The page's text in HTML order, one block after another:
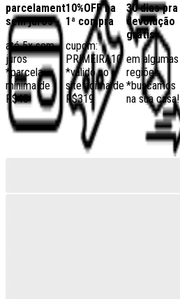
parcelamento
sem juros
até 5x sem
juros
*parcela
mínima de
R$40
10%OFF na
1ª compra
cupom:
PRIMEIRA10
*válido no
site acima de
R$319
30 dias pra
devolução
grátis
em algumas
regiões,
*buscamos
na sua casa!